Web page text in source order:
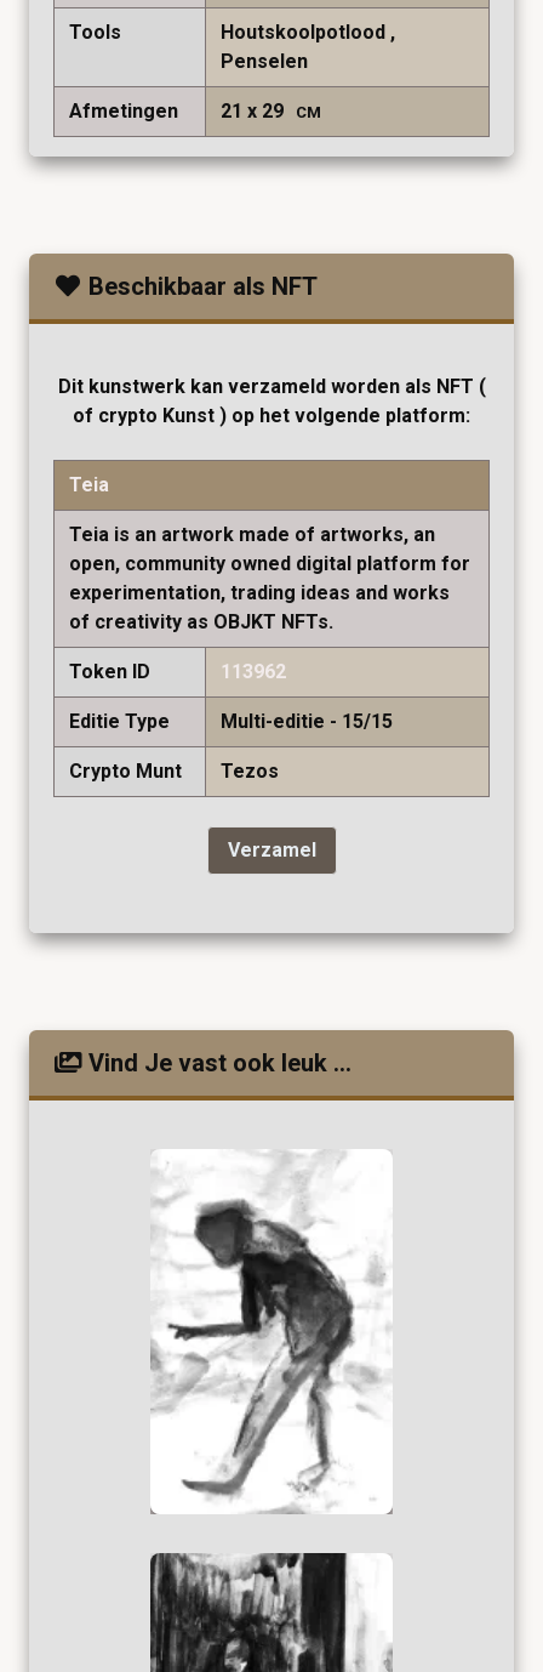
Tools
Houtskoolpotlood
Penselen
Afmetingen 21 29 CM
Beschikbaar als NFT
Dit kunstwerk kan verzameld worden als NFT (
of crypto Kunst ) op het volgende platform:
Teia
Teia is an artwork made of artworks, an
open, community owned digital platform for
experimentation, trading ideas and works
of creativity as OBJKT NFTs.
Token ID 113962
Editie Type Multi-editie - 15/15
Crypto Munt Tezos
Verzamel
Vind Je vast ook leuk ...